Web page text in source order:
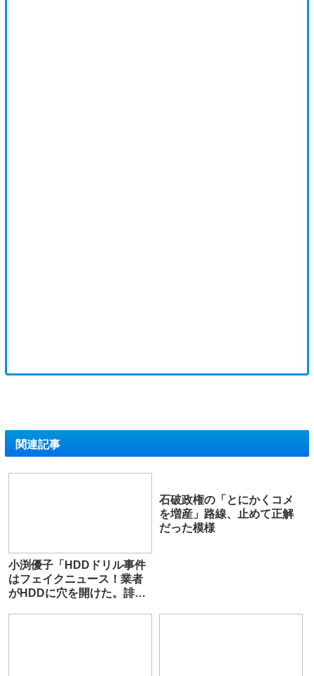
関連記事
小渕優子「HDDドリル事件
はフェイクニュース！業者
がHDDに穴を開けた。誹謗
石破政権の「とにかくコメ
を増産」路線、止めて正解
だった模様